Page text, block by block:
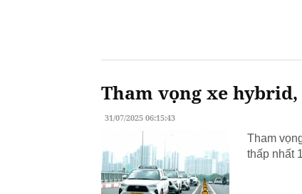
Tham vọng xe
31/07/2025 06:15:43
Tham
thấp nhất